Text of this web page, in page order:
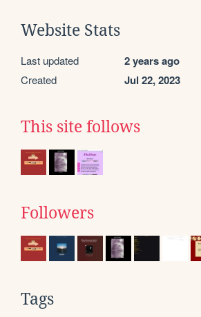
Website Stats
Last updated 2 years ago
Created Jul 22, 2023
This site follows
Followers
Tags